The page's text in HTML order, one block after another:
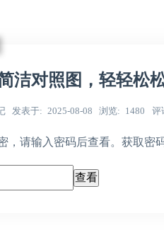
洁对照图，轻轻松
发表于 2025-08-08 浏览 1480 评
，请输入密码后查看。获取密